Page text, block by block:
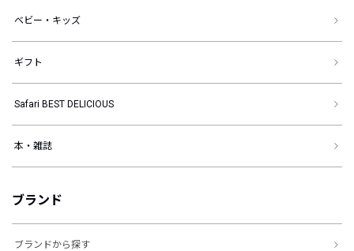
ベビー・キッズ
ギフト
Safari BEST DELICIOUS
本・雑誌
ブランド
ブランドから探す